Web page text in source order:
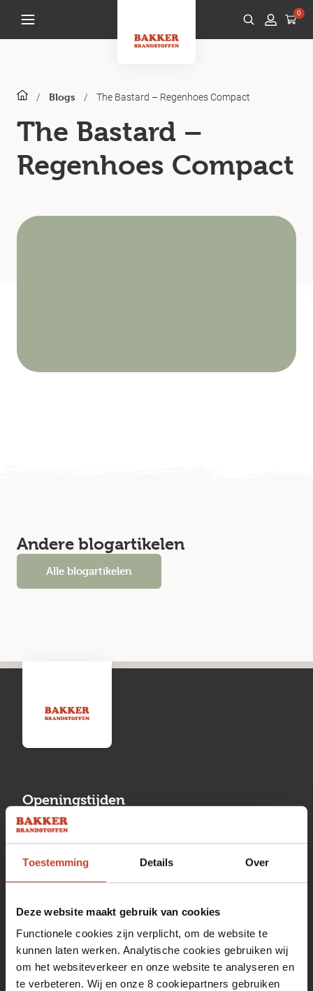
Toestemming Details Over
Deze website maakt gebruik van cookies
Functionele cookies zijn verplicht, om de website te
kunnen laten werken. Analytische cookies gebruiken wij
om het websiteverkeer en onze website te analyseren en
te verbeteren. Wij en onze 8 cookiepartners gebruiken
0
/ Blogs / The Bastard – Regenhoes Compact
The Bastard –
Regenhoes Compact
Andere blogartikelen
Alle blogartikelen
Openingstijden
Maandag
13:00 tot 17:00
Dinsdag
08:00 tot 17:00
08:00 tot 17:00
Vrijdag
08:00 tot 17:00
Zaterdag
09:30 tot 12:00